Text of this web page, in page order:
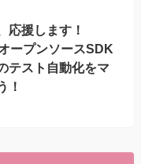
応援します！
ープンソースSDK
テスト自動化をマ
！